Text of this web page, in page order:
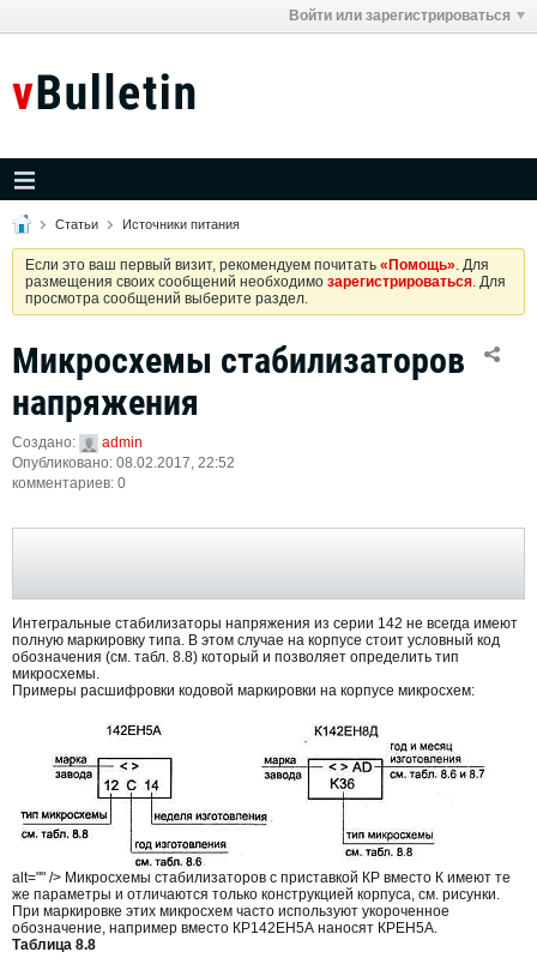
Войти или зарегистрироваться
Статьи Источники питания
Если это ваш первый визит, рекомендуем почитать «Помощь». Для
размещения своих сообщений необходимо зарегистрироваться. Для
просмотра сообщений выберите раздел.
Микросхемы стабилизаторов
напряжения
Создано:
admin
Опубликовано: 08.02.2017, 22:52
комментариев: 0
Интегральные стабилизаторы напряжения из серии 142 не всегда имеют
полную маркировку типа. В этом случае на корпусе стоит условный код
обозначения (см. табл. 8.8) который и позволяет определить тип
микросхемы.
Примеры расшифровки кодовой маркировки на корпусе микросхем:
alt="" /> Микросхемы стабилизаторов с приставкой КР вместо К имеют те
же параметры и отличаются только конструкцией корпуса, см. рисунки.
При маркировке этих микросхем часто используют укороченное
обозначение, например вместо КР142ЕН5А наносят КРЕН5А.
Таблица 8.8